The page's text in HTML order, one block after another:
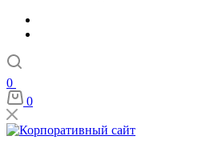
0
0